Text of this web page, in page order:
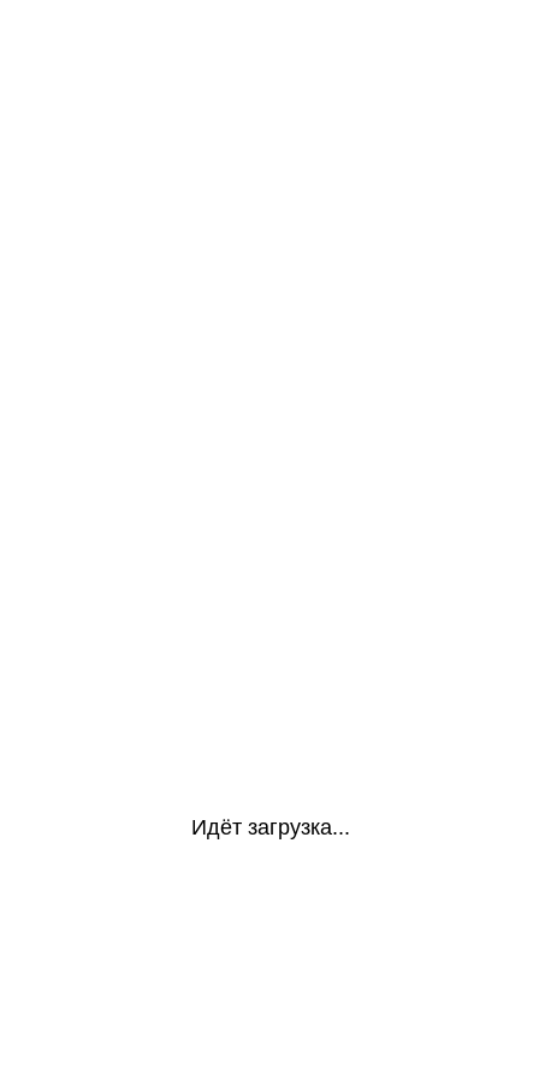
Идёт загрузка...